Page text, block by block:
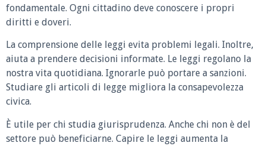
fondamentale. Ogni cittadino deve conoscere i propri
diritti e doveri.
La comprensione delle leggi evita problemi legali. Inoltre,
aiuta a prendere decisioni informate. Le leggi regolano la
nostra vita quotidiana. Ignorarle può portare a sanzioni.
Studiare gli articoli di legge migliora la consapevolezza
civica.
È utile per chi studia giurisprudenza. Anche chi non è del
settore può beneficiarne. Capire le leggi aumenta la